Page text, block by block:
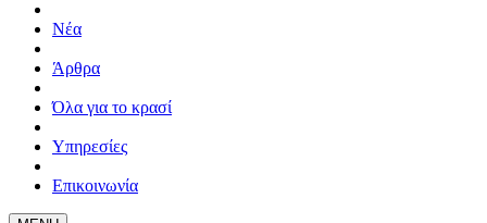
Νέα
Άρθρα
Όλα για το κρασί
Υπηρεσίες
Επικοινωνία